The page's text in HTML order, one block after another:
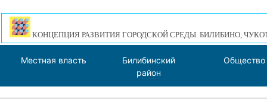
КОНЦЕПЦИЯ РАЗВИТИЯ ГОРОДСКОЙ СРЕДЫ. БИЛИБИНО,
Местная власть
Билибинский
район
Общество